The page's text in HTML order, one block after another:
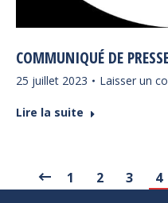
COMMUNIQUÉ DE
25 juillet 2023 Laisser un
Lire la suite
1 2 3 4